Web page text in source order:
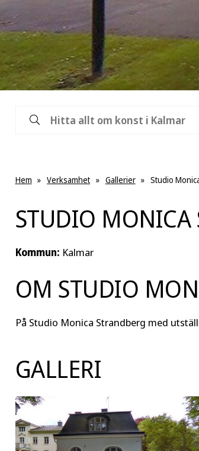
Hem » Verksamhet » Gallerier » Studio
STUDIO MONICA
Kommun: Kalmar
OM STUDIO
På Studio Monica Strandberg med
GALLERI